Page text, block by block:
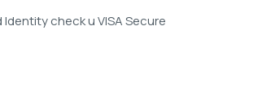
check и VISA Secure